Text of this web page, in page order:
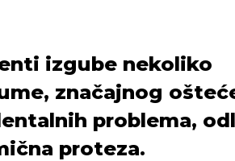
izgube nekoliko
značajnog
problema,
proteza.